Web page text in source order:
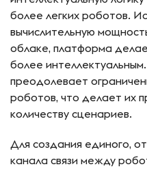
более легких роботов.
вычислительную
облаке, платформа
более
преодолевает
роботов, что делает их
количеству сценариев.
Для создания единого,
канала связи между